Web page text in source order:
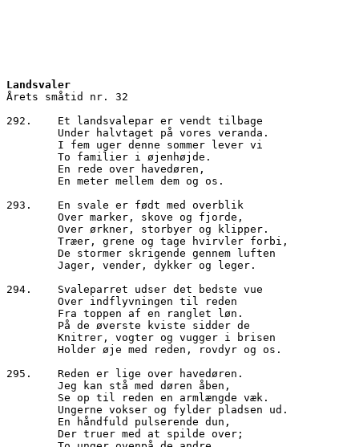
Landsvaler
Årets småtid nr. 32
292.	Et landsvalepar er vendt tilbage
        Under halvtaget på vores veranda.
        I fem uger denne sommer lever vi
        To familier i øjenhøjde.
        En rede over havedøren,
        En meter mellem dem og os.
293.	En svale er født med overblik
        Over marker, skove og fjorde,
        Over ørkner, storbyer og klipper.
        Træer, grene og tage hvirvler forbi,
        De stormer skrigende gennem luften
        Jager, vender, dykker og leger.
294.	Svaleparret udser det bedste vue
        Over indflyvningen til reden
        Fra toppen af en ranglet løn.
        På de øverste kviste sidder de
        Knitrer, vogter og vugger i brisen
        Holder øje med reden, rovdyr og os.
295.	Reden er lige over havedøren.
        Jeg kan stå med døren åben,
        Se op til reden en armlængde væk.
        Ungerne vokser og fylder pladsen ud.
        En håndfuld pulserende dun,
        Der truer med at spilde over;